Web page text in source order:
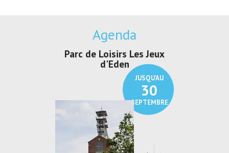
Agenda
JUSQU'AU
30
SEPTEMBRE
Parc de Loisirs Les Jeux
d'Eden